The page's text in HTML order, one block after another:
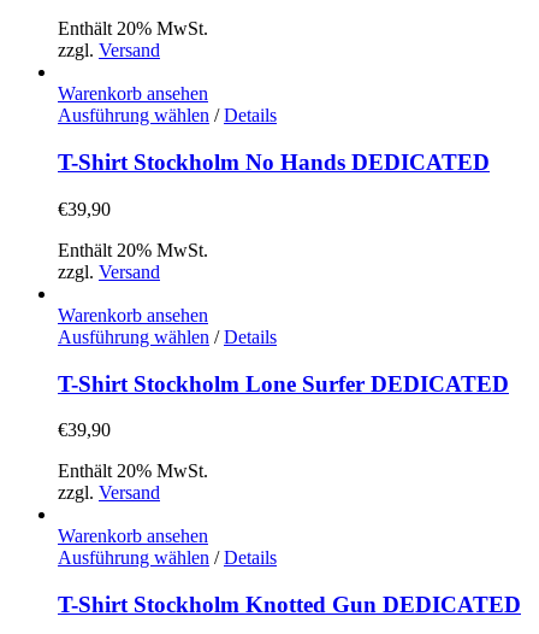
der
gewählt
werden
Enthält 20% MwSt.
zzgl. Versand
Warenkorb ansehen
Ausführung wählen Dieses
weist
mehrere
der
Produktseite
gewählt
werden
/ Details
T-Shirt Stockholm No Hands DEDICATED
€39,90
Enthält 20% MwSt.
zzgl. Versand
Warenkorb ansehen
Ausführung wählen Dieses
weist
mehrere
der
gewählt
werden
/ Details
T-Shirt Stockholm Lone Surfer DEDICATED
€39,90
Enthält 20% MwSt.
zzgl. Versand
Warenkorb ansehen
Ausführung wählen Dieses
weist
mehrere
/ Details
T-Shirt Stockholm Knotted Gun DEDICATED